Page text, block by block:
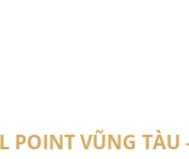
POINT VŨNG TÀU